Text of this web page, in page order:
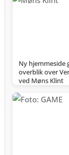
Ny hjemmeside
overblik over
ved Møns Klint